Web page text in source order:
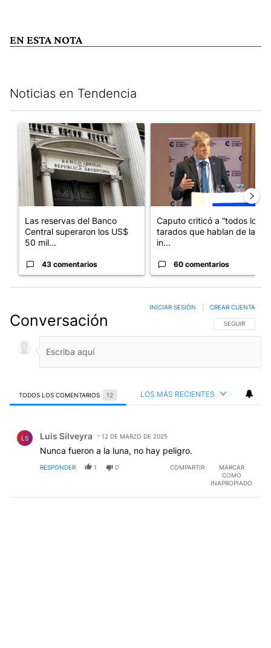
EN ESTA NOTA
Noticias en Tendencia
Un artículo de tendencia con el título "Las reservas del Banco
Las reservas del Banco
Central superaron los US$
50 mil...
43 comentarios
Caputo criticó a “todos los
tarados que hablan de la
in...
60 comentarios
Conversación SIGA ESTA
SEGUIR
INICIAR SESIÓN CREAR CUENTA
TODOS LOS COMENTARIOS 12 LOS MÁS RECIENTES
LS Luis Silveyra 12 DE MARZO DE 2025
Nunca fueron a la luna, no hay peligro.
RESPONDER 1 0 COMPARTIR
MARCAR
COMO
INAPROPIADO